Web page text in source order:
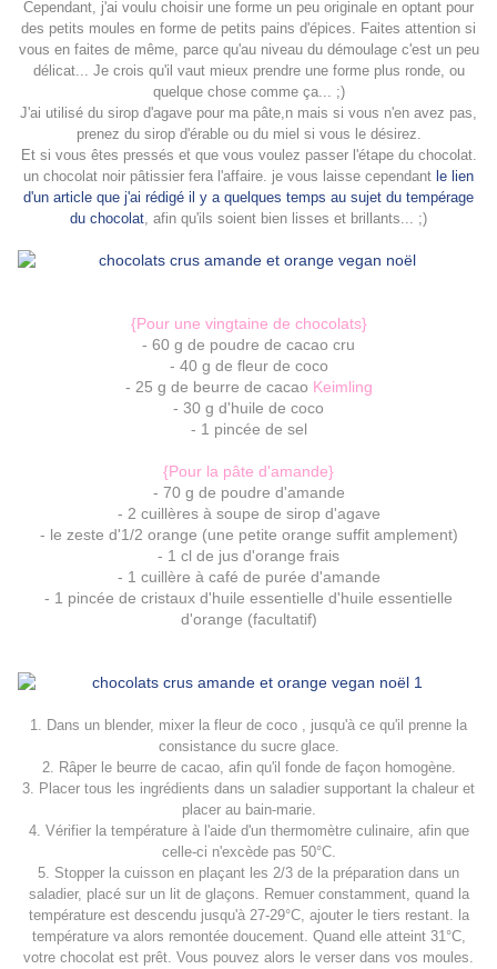
Cependant, j'ai voulu choisir une forme un peu originale en optant pour
des petits moules en forme de petits pains d'épices. Faites attention si
vous en faites de même, parce qu'au niveau du démoulage c'est un peu
délicat... Je crois qu'il vaut mieux prendre une forme plus ronde, ou
quelque chose comme ça... ;)
J'ai utilisé du sirop d'agave pour ma pâte,n mais si vous n'en avez pas,
prenez du sirop d'érable ou du miel si vous le désirez.
Et si vous êtes pressés et que vous voulez passer l'étape du chocolat.
un chocolat noir pâtissier fera l'affaire. je vous laisse cependant le lien
d'un article que j'ai rédigé il y a quelques temps au sujet du tempérage
du chocolat, afin qu'ils soient bien lisses et brillants... ;)
{Pour une vingtaine de chocolats}
- 60 g de poudre de cacao cru
- 40 g de fleur de coco
- 25 g de beurre de cacao Keimling
- 30 g d'huile de coco
- 1 pincée de sel
{Pour la pâte d'amande}
- 70 g de poudre d'amande
- 2 cuillères à soupe de sirop d'agave
- le zeste d'1/2 orange (une petite orange suffit amplement)
- 1 cl de jus d'orange frais
- 1 cuillère à café de purée d'amande
- 1 pincée de cristaux d'huile essentielle d'huile essentielle
d'orange (facultatif)
1. Dans un blender, mixer la fleur de coco , jusqu'à ce qu'il prenne la
consistance du sucre glace.
2. Râper le beurre de cacao, afin qu'il fonde de façon homogène.
3. Placer tous les ingrédients dans un saladier supportant la chaleur et
placer au bain-marie.
4. Vérifier la température à l'aide d'un thermomètre culinaire, afin que
celle-ci n'excède pas 50°C.
5. Stopper la cuisson en plaçant les 2/3 de la préparation dans un
saladier, placé sur un lit de glaçons. Remuer constamment, quand la
température est descendu jusqu'à 27-29°C, ajouter le tiers restant. la
température va alors remontée doucement. Quand elle atteint 31°C,
votre chocolat est prêt. Vous pouvez alors le verser dans vos moules.